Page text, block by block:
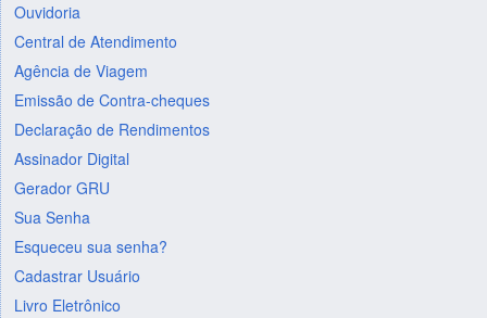
Ouvidoria
Central de Atendimento
Agência de Viagem
Emissão de Contra-cheques
Declaração de Rendimentos
Assinador Digital
Gerador GRU
Sua Senha
Esqueceu sua senha?
Cadastrar Usuário
Livro Eletrônico